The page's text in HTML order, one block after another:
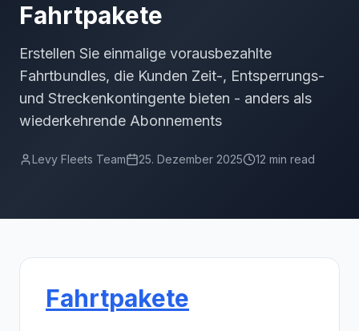
Fahrtpakete
Erstellen Sie einmalige vorausbezahlte
Fahrtbundles, die Kunden Zeit-, Entsperrungs-
und Streckenkontingente bieten - anders als
wiederkehrende Abonnements
Levy Fleets Team 25. Dezember 2025 12 min read
Fahrtpakete